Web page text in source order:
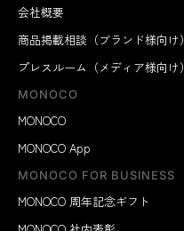
会社概要
商品掲載相談（ブランド様向け）
プレスルーム（メディア様向け）
MONOCO
MONOCO
MONOCO App
MONOCO FOR BUSINESS
MONOCO 周年記念ギフト